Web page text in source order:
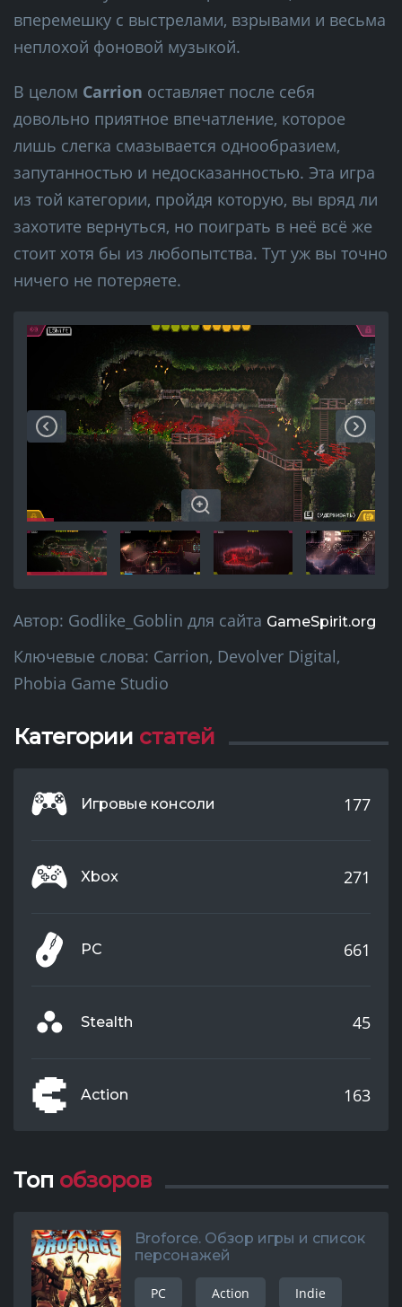
вперемешку с выстрелами, взрывами и весьма
неплохой фоновой музыкой.
В целом Carrion оставляет после себя
довольно приятное впечатление, которое
лишь слегка смазывается однообразием,
запутанностью и недосказанностью. Эта игра
из той категории, пройдя которую, вы вряд ли
захотите вернуться, но поиграть в неё всё же
стоит хотя бы из любопытства. Тут уж вы точно
ничего не потеряете.
Автор: Godlike_Goblin для сайта GameSpirit.org
Ключевые слова: Carrion, Devolver Digital,
Phobia Game Studio
Категории статей
Игровые консоли 177
Xbox 271
PC 661
Stealth 45
Action 163
Топ обзоров
Broforce. Обзор игры и список
персонажей
PC Action Indie